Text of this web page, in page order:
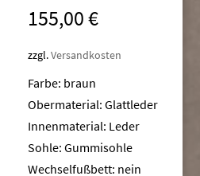
155,00€
zzgl.Versandkosten
Farbe: braun
Obermaterial: Glattleder
Innenmaterial: Leder
Sohle: Gummisohle
Wechselfußbett: nein